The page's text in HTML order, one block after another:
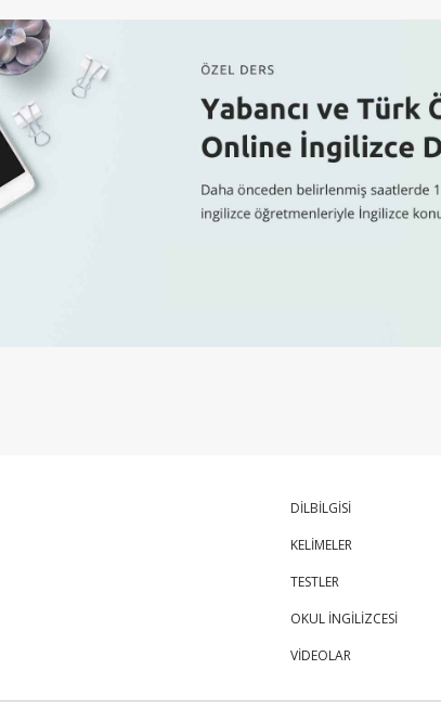
DİLBİLGİSİ
KELİMELER
TESTLER
OKUL İNGİLİZCESİ
VİDEOLAR